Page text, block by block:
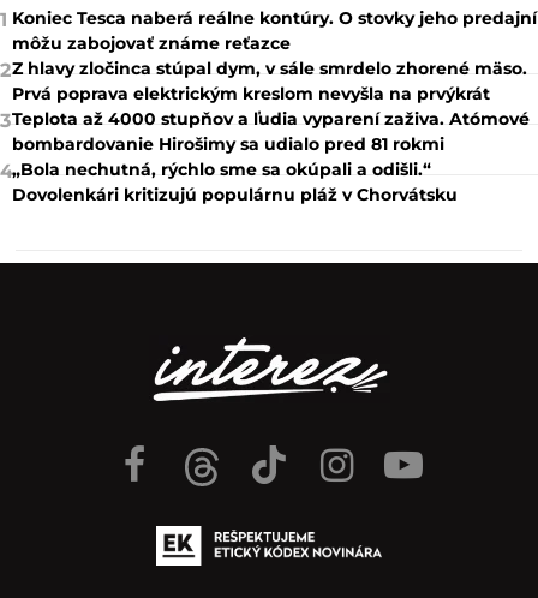
1 Koniec Tesca naberá reálne kontúry. O stovky jeho predajní
môžu zabojovať známe reťazce
2Z hlavy zločinca stúpal dym, v sále smrdelo zhorené mäso.
Prvá poprava elektrickým kreslom nevyšla na prvýkrát
3Teplota až 4000 stupňov a ľudia vyparení zaživa. Atómové
bombardovanie Hirošimy sa udialo pred 81 rokmi
4„Bola nechutná, rýchlo sme sa okúpali a odišli.“
Dovolenkári kritizujú populárnu pláž v Chorvátsku